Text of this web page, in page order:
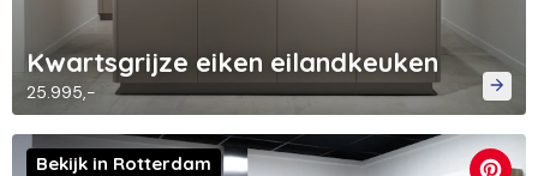
Kwartsgrijze eiken eilandkeuken
25.995,-
Bekijk in Rotterdam